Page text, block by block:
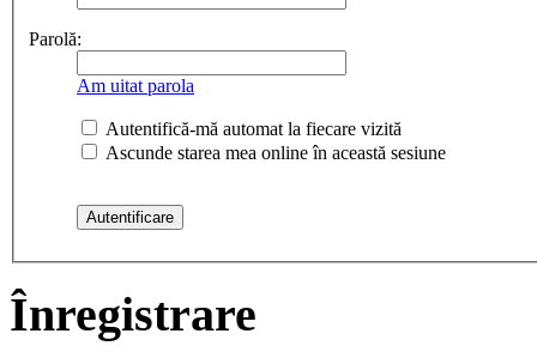
Parolă:
Am uitat parola
Autentifică-mă automat la fiecare vizită
Ascunde starea mea online în această sesiune
Înregistrare